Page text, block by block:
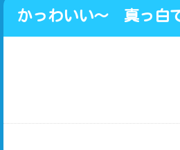
かっわいい～ 真